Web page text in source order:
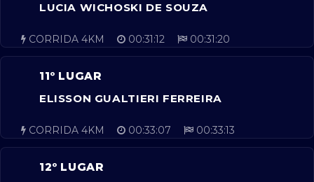
LUCIA WICHOSKI DE SOUZA
CORRIDA 4KM 00:31:12 00:31:20
11º LUGAR
ELISSON GUALTIERI FERREIRA
CORRIDA 4KM 00:33:07 00:33:13
12º LUGAR